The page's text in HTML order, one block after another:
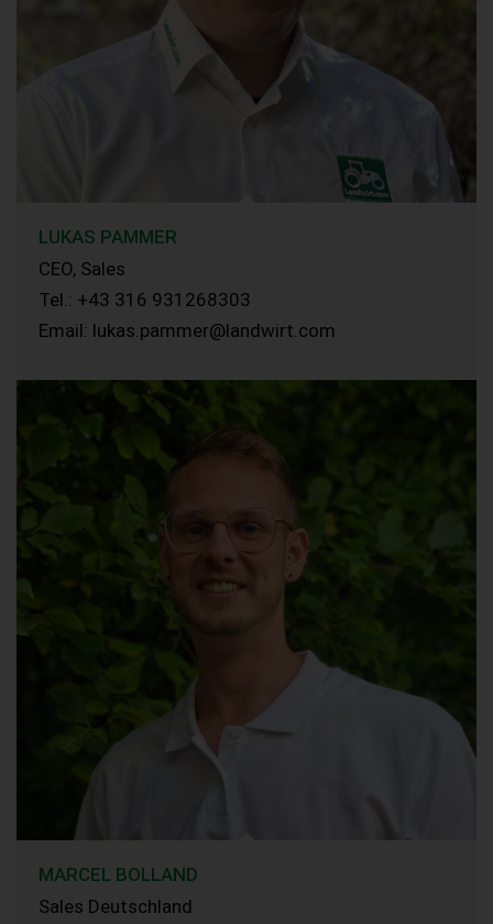
LUKAS PAMMER
CEO, Sales
Tel.: +43 316 931268303
Email: lukas.pammer@landwirt.com
MARCEL BOLLAND
Sales Deutschland